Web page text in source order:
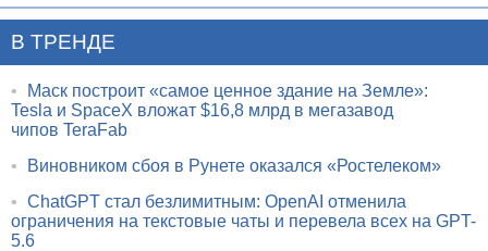
В ТРЕНДЕ
•
Маск построит «самое ценное здание на Земле»:
Tesla и SpaceX вложат $16,8 млрд в мегазавод
чипов TeraFab
•
Виновником сбоя в Рунете оказался «Ростелеком»
• ChatGPT стал безлимитным: OpenAI отменила
ограничения на текстовые чаты и перевела всех на GPT-
5.6